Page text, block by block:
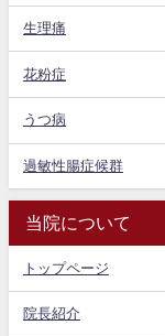
生理痛
花粉症
うつ病
過敏性腸症候群
当院について
トップページ
院長紹介